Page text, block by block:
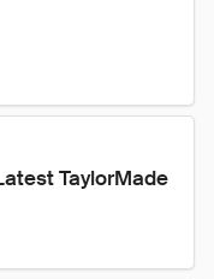
TaylorMade